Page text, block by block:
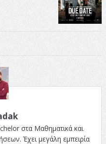
στα Μαθηματικά και
Έχει μεγάλη εμπειρία